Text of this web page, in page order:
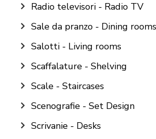
Radio televisori - Radio TV
Sale da pranzo - Dining rooms
Salotti - Living rooms
Scaffalature - Shelving
Scale - Staircases
Scenografie - Set Design
Scrivanie - Desks